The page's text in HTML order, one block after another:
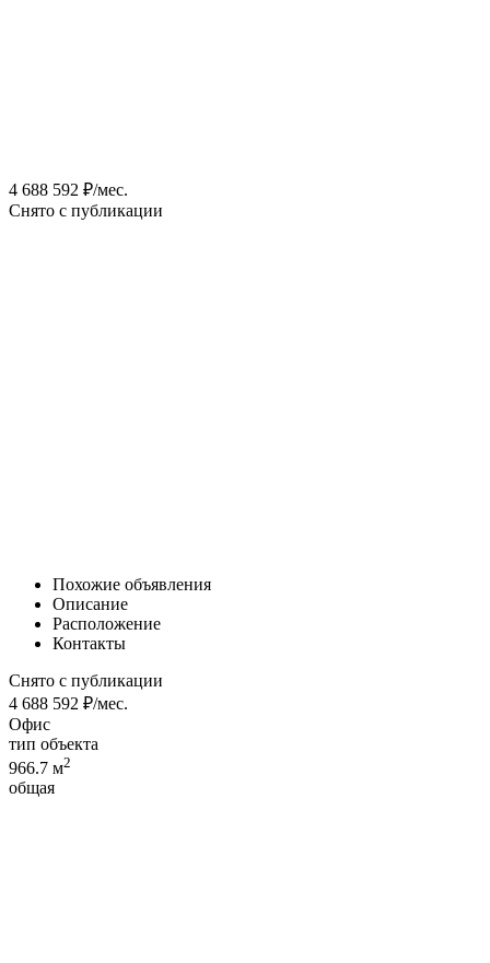
4 688 592 ₽/мес.
Снято с публикации
Похожие объявления
Описание
Расположение
Контакты
Снято с публикации
4 688 592 ₽/мес.
Офис
тип объекта
966.7 м2
общая